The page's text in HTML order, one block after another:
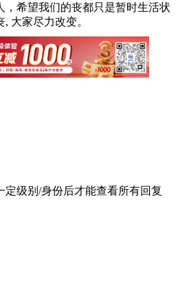
，希望我们的丧都只是暂时生活状
大家尽力改变。
级别/身份后才能查看所有回复